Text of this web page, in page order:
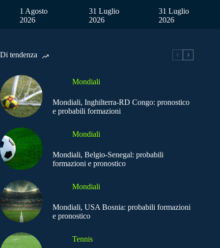
1 Agosto
2026
31 Luglio
2026
31 Luglio
2026
Di tendenza
Mondiali
Mondiali, Inghilterra-RD Congo: pronostico
e probabili formazioni
Mondiali
Mondiali, Belgio-Senegal: probabili
formazioni e pronostico
Mondiali
Mondiali, USA Bosnia: probabili formazioni
e pronostico
Tennis